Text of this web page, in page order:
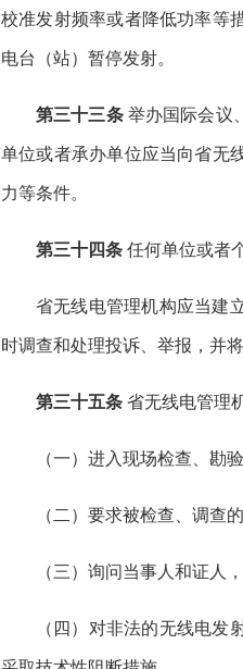
校准发射频率或者降低功率等
电台（站）暂停发射。
第三十三条举办国际会议
单位或者承办单位应当向省无
力等条件。
第三十四条 任何单位或者
省无线电管理机构应当建
时调查和处理投诉、举报，并
第三十五条 省无线电管理
（一）进入现场检查、勘
（二）要求被检查、调查
（三）询问当事人和证人
（四）对非法的无线电